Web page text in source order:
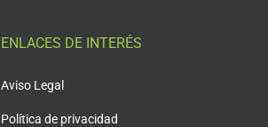
ENLACES DE INTERÉS
Aviso Legal
Política de privacidad